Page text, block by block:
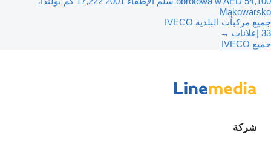
Mąkowarsko
جميع مركبات البلدية IVECO
33 إعلانات →
جميع IVECO
شركة